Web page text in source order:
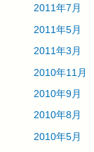
2011年7月
2011年5月
2011年3月
2010年11月
2010年9月
2010年8月
2010年5月